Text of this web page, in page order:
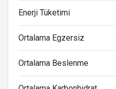
Enerji Tüketimi
Ortalama Egzersiz
Ortalama Beslenme